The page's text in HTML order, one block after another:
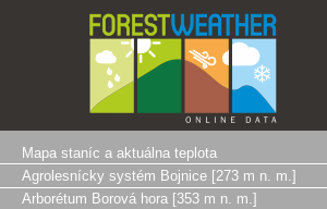
Mapa staníc a aktuálna teplota
Agrolesnícky systém Bojnice [273 m n. m.]
Arborétum Borová hora [353 m n. m.]